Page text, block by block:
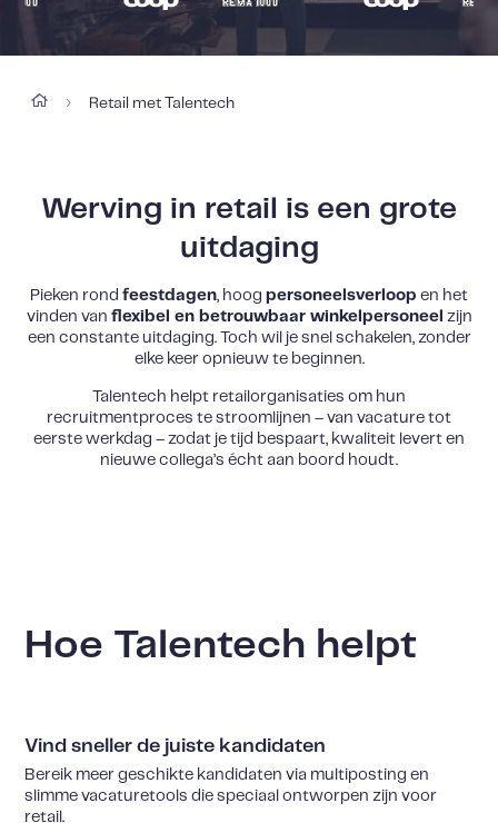
› Retail met Talentech
Werving in retail is een grote
uitdaging
Pieken rond feestdagen, hoog personeelsverloop en het
vinden van flexibel en betrouwbaar winkelpersoneel zijn
een constante uitdaging. Toch wil je snel schakelen, zonder
elke keer opnieuw te beginnen.
Talentech helpt retailorganisaties om hun
recruitmentproces te stroomlijnen – van vacature tot
eerste werkdag – zodat je tijd bespaart, kwaliteit levert en
nieuwe collega’s écht aan boord houdt.
Hoe Talentech helpt
Vind sneller de juiste kandidaten
Bereik meer geschikte kandidaten via multiposting en
slimme vacaturetools die speciaal ontworpen zijn voor
retail.